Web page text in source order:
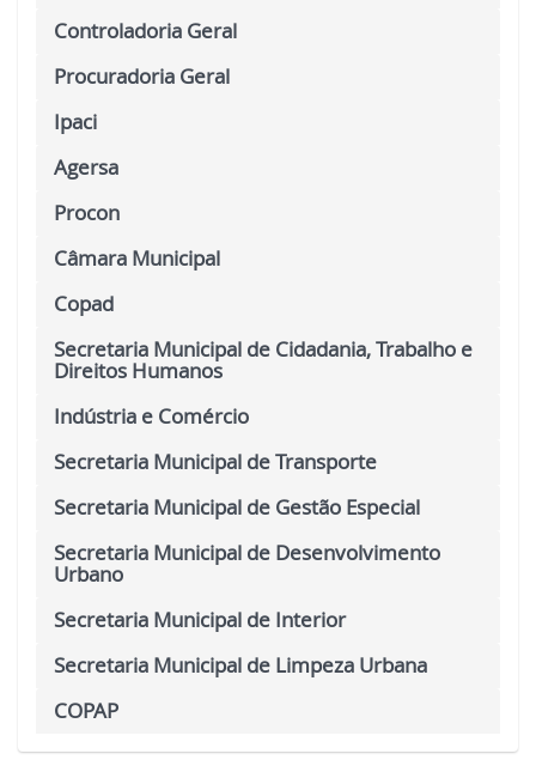
Controladoria Geral
Procuradoria Geral
Ipaci
Agersa
Procon
Câmara Municipal
Copad
Secretaria Municipal de Cidadania, Trabalho e
Direitos Humanos
Indústria e Comércio
Secretaria Municipal de Transporte
Secretaria Municipal de Gestão Especial
Secretaria Municipal de Desenvolvimento
Urbano
Secretaria Municipal de Interior
Secretaria Municipal de Limpeza Urbana
COPAP